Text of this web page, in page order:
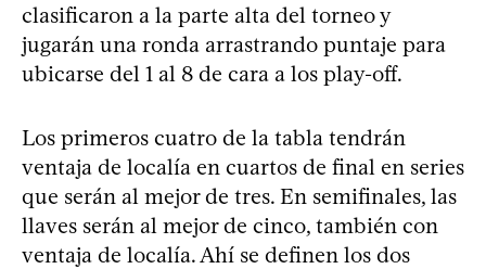
clasificaron a la parte alta del torneo y
jugarán una ronda arrastrando puntaje para
ubicarse del 1 al 8 de cara a los play-off.
Los primeros cuatro de la tabla tendrán
ventaja de localía en cuartos de final en series
que serán al mejor de tres. En semifinales, las
llaves serán al mejor de cinco, también con
ventaja de localía. Ahí se definen los dos